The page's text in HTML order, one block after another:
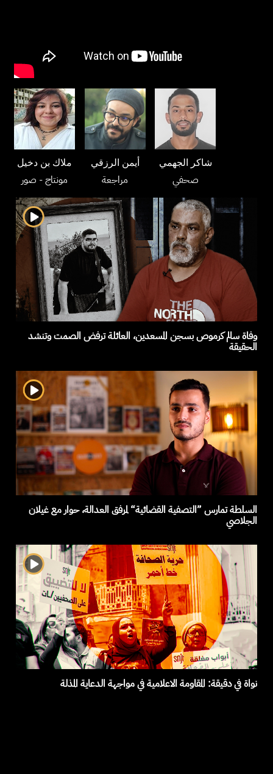
ملاك بن دخيل
مونتاج- صور
أيمن الرزقي
مراجعة
شاكر الجهمي
صحفي
وفاة سالم كرموص بسجن المسعدين، العائلة ترفض الصمت وتنشد
الحقيقة
السلطة تمارس ”التصفية القضائية“ لمرفق العدالة، حوار مع غيلان
الجلاصي
نواة في دقيقة: المقاومة الاعلامية في مواجهة الدعاية المذلة